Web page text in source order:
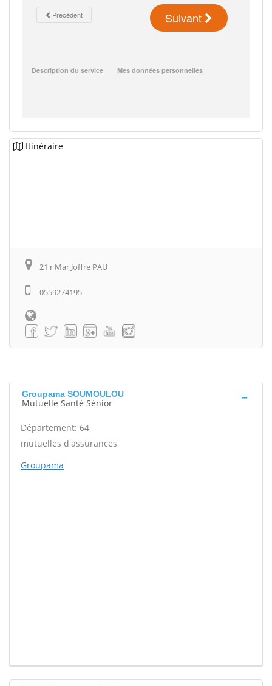
Itinéraire
21 r Mar Joffre PAU
0559274195
Groupama SOUMOULOU
Mutuelle Santé Sénior
Département: 64
mutuelles d'assurances
Groupama